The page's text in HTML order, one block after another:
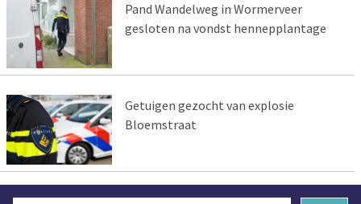
Pand Wandelweg in Wormerveer
gesloten na vondst hennepplantage
Getuigen gezocht van explosie
Bloemstraat